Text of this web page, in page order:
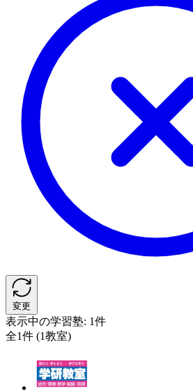
変更
表示中の学習塾: 1件
全1件 (1教室)